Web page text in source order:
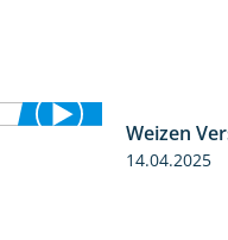
Weizen
14.04.2025